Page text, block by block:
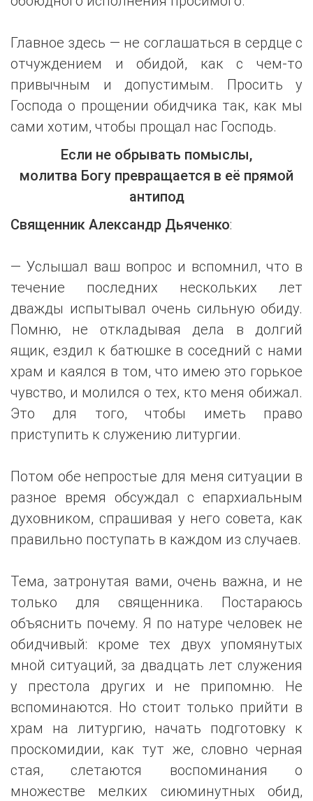
Главное здесь — не соглашаться в сердце с
отчуждением и обидой, как с чем-то
привычным и допустимым. Просить у
Господа о прощении обидчика так, как мы
сами хотим, чтобы прощал нас Господь.
Если не обрывать помыслы,
молитва Богу превращается в её прямой
антипод
Священник Александр Дьяченко:
— Услышал ваш вопрос и вспомнил, что в
течение последних нескольких лет
дважды испытывал очень сильную обиду.
Помню, не откладывая дела в долгий
ящик, ездил к батюшке в соседний с нами
храм и каялся в том, что имею это горькое
чувство, и молился о тех, кто меня обижал.
Это для того, чтобы иметь право
приступить к служению литургии.
Потом обе непростые для меня ситуации в
разное время обсуждал с епархиальным
духовником, спрашивая у него совета, как
правильно поступать в каждом из случаев.
Тема, затронутая вами, очень важна, и не
только для священника. Постараюсь
объяснить почему. Я по натуре человек не
обидчивый: кроме тех двух упомянутых
мной ситуаций, за двадцать лет служения
у престола других и не припомню. Не
вспоминаются. Но стоит только прийти в
храм на литургию, начать подготовку к
проскомидии, как тут же, словно черная
стая, слетаются воспоминания о
множестве мелких сиюминутных обид,